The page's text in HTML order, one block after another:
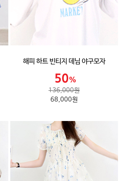
해피 하트 빈티지 데님 야구모자
136,000원
68,000원